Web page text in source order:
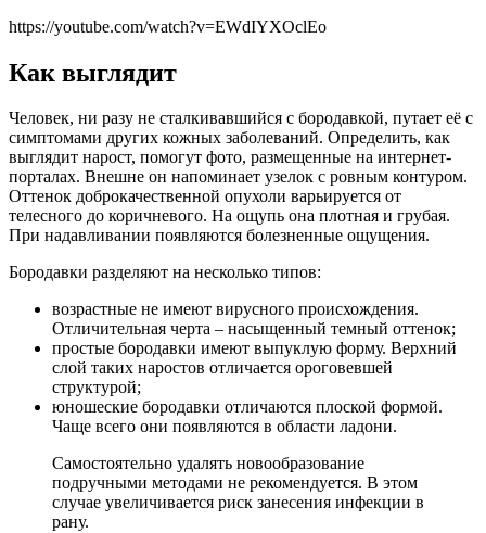
https://youtube.com/watch?v=EWdIYXOclEo
Как выглядит
Человек, ни разу не сталкивавшийся с бородавкой, путает её с
симптомами других кожных заболеваний. Определить, как
выглядит нарост, помогут фото, размещенные на интернет-
порталах. Внешне он напоминает узелок с ровным контуром.
Оттенок доброкачественной опухоли варьируется от
телесного до коричневого. На ощупь она плотная и грубая.
При надавливании появляются болезненные ощущения.
Бородавки разделяют на несколько типов:
возрастные не имеют вирусного происхождения.
Отличительная черта – насыщенный темный оттенок;
простые бородавки имеют выпуклую форму. Верхний
слой таких наростов отличается ороговевшей
структурой;
юношеские бородавки отличаются плоской формой.
Чаще всего они появляются в области ладони.
Самостоятельно удалять новообразование
подручными методами не рекомендуется. В этом
случае увеличивается риск занесения инфекции в
рану.